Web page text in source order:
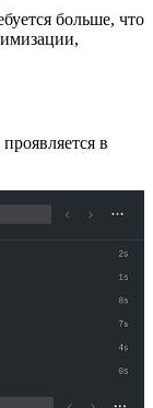
больше, что
в